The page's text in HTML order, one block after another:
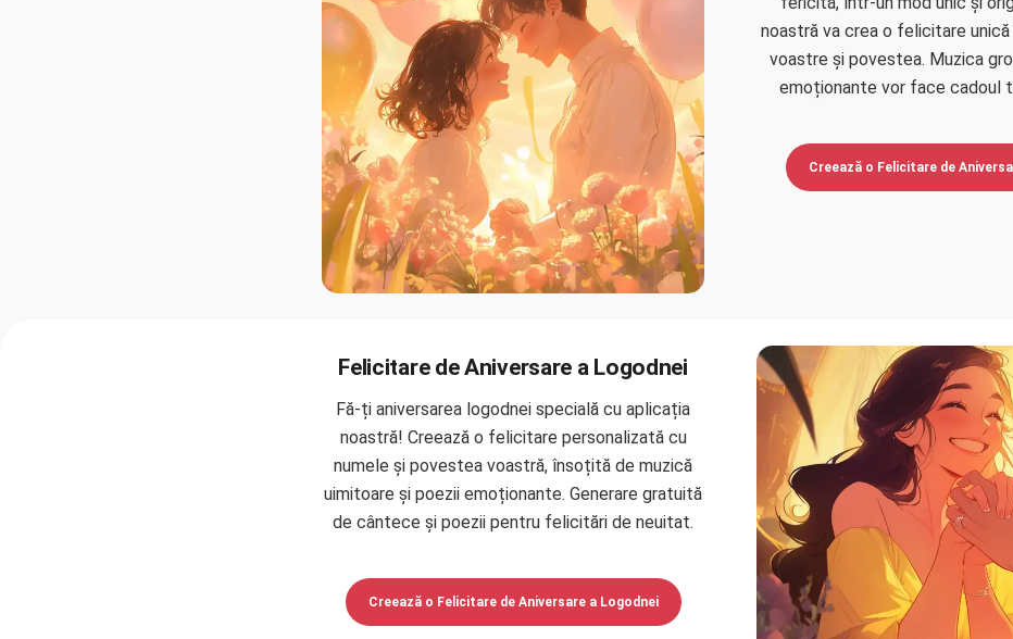
noastră va crea o felicitare
voastre și povestea. Muzica
emoționante vor face cadoul
Creează o Felicitare de
Felicitare de Aniversare a Logodnei
Fă-ți aniversarea logodnei specială cu aplicația
noastră! Creează o felicitare personalizată cu
numele și povestea voastră, însoțită de muzică
uimitoare și poezii emoționante. Generare gratuită
de cântece și poezii pentru felicitări de neuitat.
Creează o Felicitare de Aniversare a Logodnei